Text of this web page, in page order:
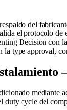
del
el protocolo de
Decision con
la type approval,
mediante
duty cycle del